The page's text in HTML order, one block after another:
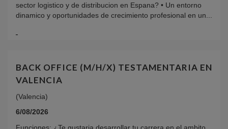
sector logistico y de distribucion en Espana? • Un entorno
dinamico y oportunidades de crecimiento profesional en un...
BACK OFFICE (M/H/X) TESTAMENTARIA EN
VALENCIA
(Valencia)
6/08/2026
Funciones: ¿Te gustaria desarrollar tu carrera en el ambito